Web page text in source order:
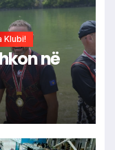
Klubi!
në